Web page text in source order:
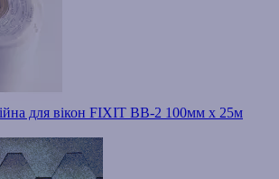
для вікон FIXIT ВВ-2 100мм х 25м